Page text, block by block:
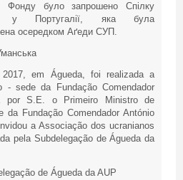
Фонду було запрошено Спілку
у Португалії, яка була
осередком Аґеди СУП.
em Águeda, foi realizada a
- sede da Fundação Comendador
por S.E. o Primeiro Ministro de
da Fundação Comendador António
a Associação dos ucranianos
pela Subdelegação de Águeda da
de Águeda da AUP